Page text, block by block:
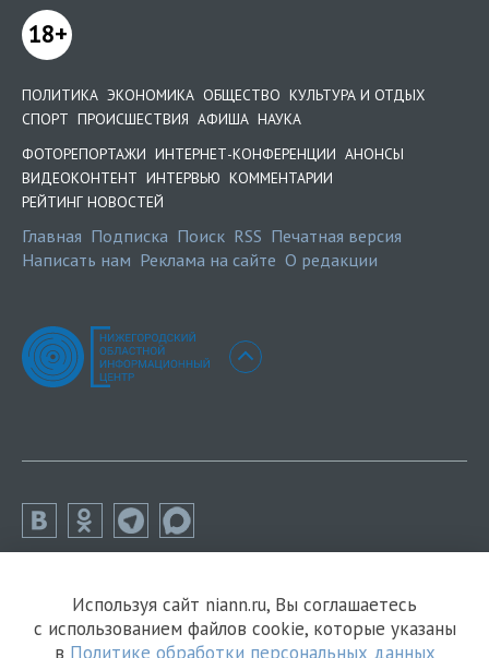
18+
ПОЛИТИКА ЭКОНОМИКА ОБЩЕСТВО КУЛЬТУРА И ОТДЫХ
СПОРТ ПРОИСШЕСТВИЯ АФИША НАУКА
ФОТОРЕПОРТАЖИ ИНТЕРНЕТ-КОНФЕРЕНЦИИ АНОНСЫ
ВИДЕОКОНТЕНТ ИНТЕРВЬЮ КОММЕНТАРИИ
РЕЙТИНГ НОВОСТЕЙ
Главная Подписка Поиск RSS Печатная версия
Написать нам Реклама на сайте О редакции
Используя сайт niann.ru, Вы соглашаетесь
с использованием файлов cookie, которые указаны
в Политике обработки персональных данных